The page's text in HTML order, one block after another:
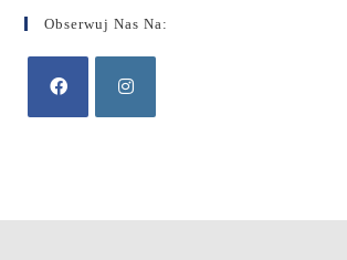
Obserwuj Nas Na: